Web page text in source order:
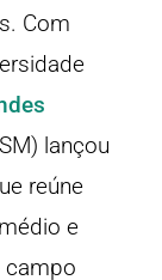
Com
lançou
reúne
e
campo